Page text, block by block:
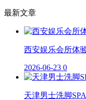
最新文章
西安娱乐会所体
2026-06-23 0
天津男士洗脚